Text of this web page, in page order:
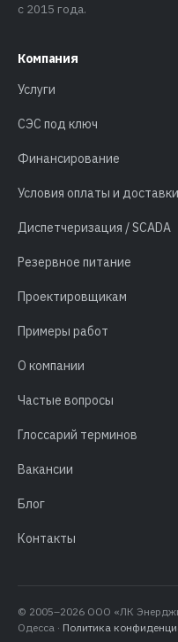
с 2015 года.
Компания
Услуги
СЭС под ключ
Финансирование
Условия оплаты и доставки
Диспетчеризация / SCADA
Резервное питание
Проектировщикам
Примеры работ
О компании
Частые вопросы
Глоссарий терминов
Вакансии
Блог
Контакты
© 2005–2026 ООО «ЛК Энерджи
Одесса · Политика